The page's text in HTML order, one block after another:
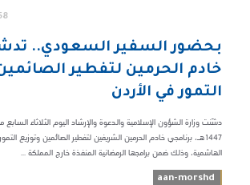
بحضور السفير السعودي..
خادم الحرمين لتفطير
التمور في الأردن
دشّنت وزارة الشؤون الإسلامية والدعوة والإرشاد اليوم الثلاثاء
1447هـ، برنامجي خادم الحرمين الشريفين لتفطير الصائمين وتوزيع
الهاشمية، وذلك ضمن برامجها الرمضانية المنفذة خارج المملكة ...
aan-morshd